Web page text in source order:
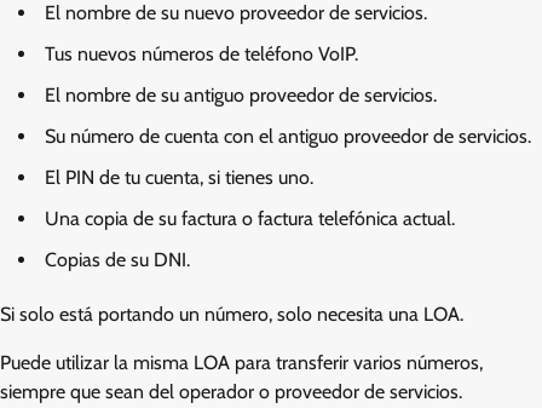
El nombre de su nuevo proveedor de servicios.
Tus nuevos números de teléfono VoIP.
El nombre de su antiguo proveedor de servicios.
Su número de cuenta con el antiguo proveedor de servicios.
El PIN de tu cuenta, si tienes uno.
Una copia de su factura o factura telefónica actual.
Copias de su DNI.
Si solo está portando un número, solo necesita una LOA.
Puede utilizar la misma LOA para transferir varios números,
siempre que sean del operador o proveedor de servicios.